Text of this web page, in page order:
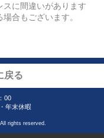
に間違いがあります
合もございます。
戻る
00
年末休暇
rights reserved.